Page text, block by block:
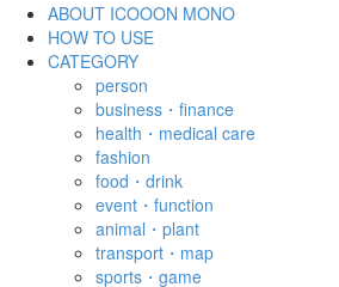
ABOUT ICOOON MONO
HOW TO USE
CATEGORY
person
business・finance
health・medical care
fashion
food・drink
event・function
animal・plant
transport・map
sports・game